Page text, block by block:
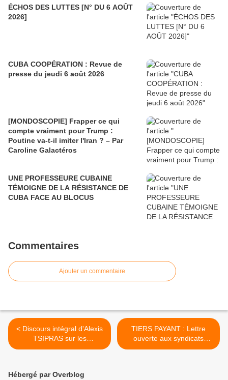
ÉCHOS DES LUTTES [N° DU 6 AOÛT
2026]
CUBA COOPÉRATION : Revue de
presse du jeudi 6 août 2026
[MONDOSCOPIE] Frapper ce qui
compte vraiment pour Trump :
Poutine va-t-il imiter l'Iran ? – Par
Caroline Galactéros
UNE PROFESSEURE CUBAINE
TÉMOIGNE DE LA RÉSISTANCE DE
CUBA FACE AU BLOCUS
Commentaires
Ajouter un commentaire
< Discours intégral d'Alexis
TSIPRAS sur les
RÉPARATIONS de guerre
TIERS PAYANT : Lettre
ouverte aux syndicats
CSMF, SML, MG France et
Hébergé par Overblog